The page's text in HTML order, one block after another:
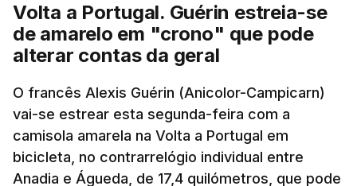
Volta a Portugal. Guérin estreia-se
de amarelo em "crono" que pode
alterar contas da geral
O francês Alexis Guérin (Anicolor-Campicarn)
vai-se estrear esta segunda-feira com a
camisola amarela na Volta a Portugal em
bicicleta, no contrarrelógio individual entre
Anadia e Águeda, de 17,4 quilómetros, que pode